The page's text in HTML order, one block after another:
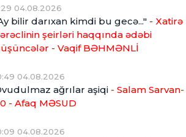
04.08.2026
bilir darıxan kimdi bu gecə..." - Xatirə
şeirləri haqqında ədəbi
- Vaqif BƏHMƏNLİ
04.08.2026
ağrılar aşiqi - Salam Sarvan-
- Afaq MƏSUD
04.08.2026